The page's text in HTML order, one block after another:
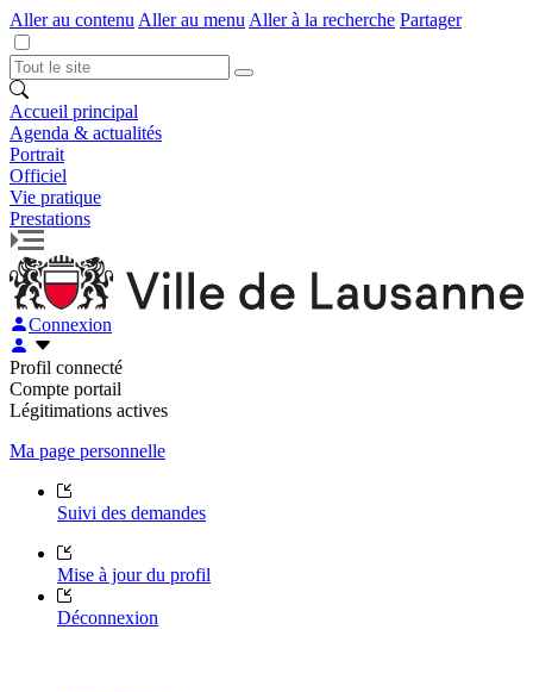
Aller au contenu Aller au menu Aller à la recherche Partager
Accueil principal
Agenda & actualités
Portrait
Officiel
Vie pratique
Prestations
Connexion
Profil connecté
Compte portail
Légitimations actives
Ma page personnelle
Suivi des demandes
Mise à jour du profil
Déconnexion